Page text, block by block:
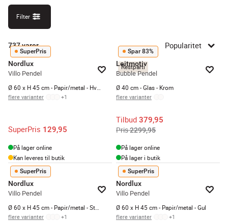
Filter
737varer Popularitet
SuperPris
Nordlux
Villo Pendel
flere varianter +1
SuperPris 129,95
På lager online
Kan leveres til butik
Restparti
Spar 83%
Leitmotiv
Bubble Pendel
Ø 40 cm - Glas - Krom
flere varianter
Tilbud 379,95
Pris2299,95
På lager online
På lager i butik
SuperPris
Nordlux
Villo Pendel
flere varianter +1
SuperPris
Nordlux
Villo Pendel
Ø 60 x H 45 cm - Papir/metal - Gul
flere varianter +1